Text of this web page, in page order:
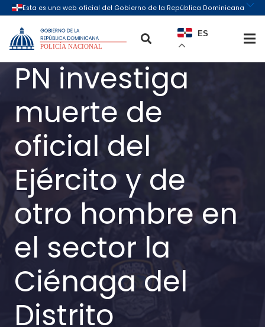
ES
PN investiga
muerte de
oficial del
Ejército y de
otro hombre en
el sector la
Ciénaga del
Distrito